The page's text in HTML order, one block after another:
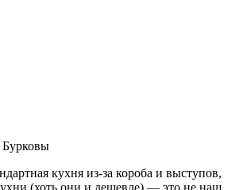
кухня из-за короба и выступов,
(хоть они и дешевле) — это не наш